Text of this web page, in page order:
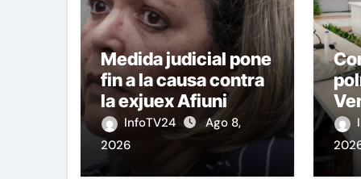
Medida judicial pone
fin a la causa contra
la exjuex Afiuni
InfoTV24
Ago 8,
2026